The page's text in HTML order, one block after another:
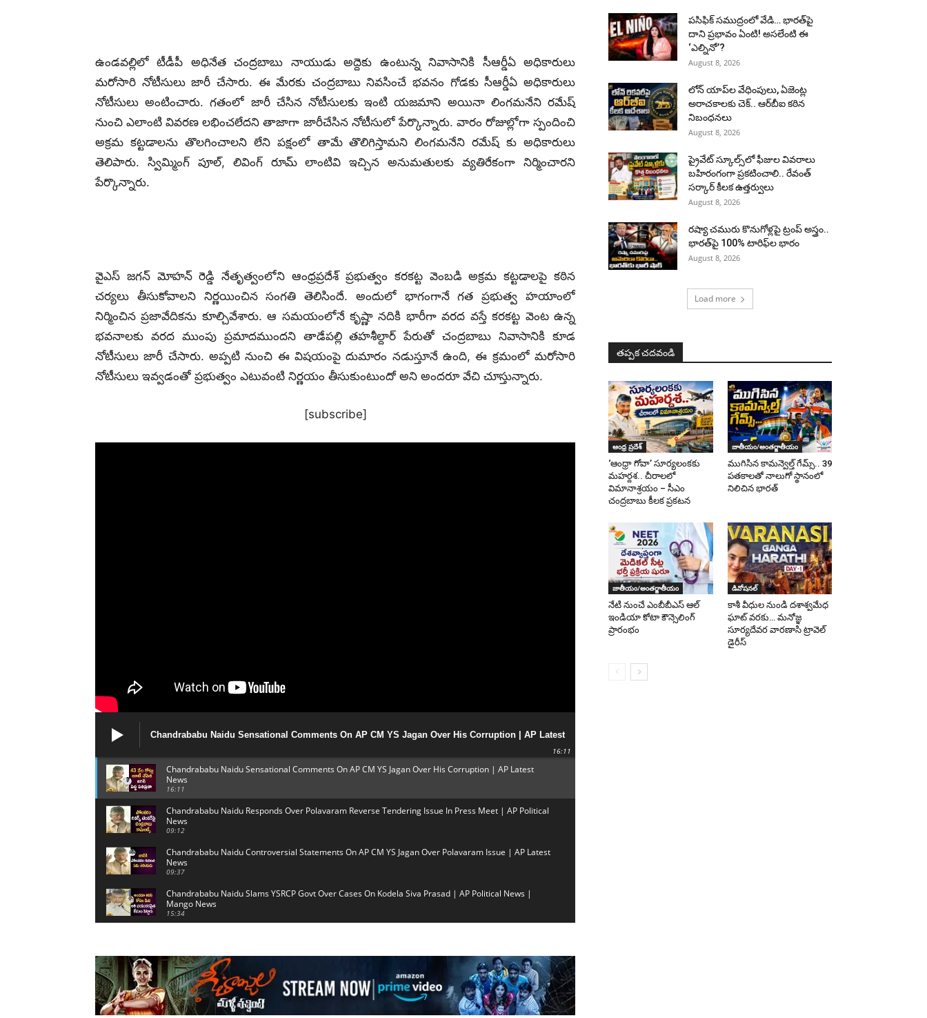
ఉండవల్లిలో టీడీపీ అధినేత చంద్రబాబు నాయుడు అద్దెకు ఉంటున్న నివాసానికి సీఆర్డీఏ అధికారులు
మరోసారి నోటీసులు జారీ చేసారు. ఈ మేరకు చంద్రబాబు నివసించే భవనం గోడకు సీఆర్డీఏ అధికారులు
నోటీసులు అంటించారు. గతంలో జారీ చేసిన నోటీసులకు ఇంటి యజమాని అయినా లింగమనేని రమేష్
నుంచి ఎలాంటి వివరణ లభించలేదని తాజాగా జారీచేసిన నోటీసులో పేర్కొన్నారు. వారం రోజుల్లోగా స్పందించి
అక్రమ కట్టడాలను తొలగించాలని లేని పక్షంలో తామే తొలిగిస్తామని లింగమనేని రమేష్ కు అధికారులు
తెలిపారు. స్విమ్మింగ్ పూల్, లివింగ్ రూమ్ లాంటివి ఇచ్చిన అనుమతులకు వ్యతిరేకంగా నిర్మించారని
పేర్కొన్నారు.
వైఎస్ జగన్ మోహన్ రెడ్డి నేతృత్వంలోని ఆంధ్రప్రదేశ్ ప్రభుత్వం కరకట్ట వెంబడి అక్రమ కట్టడాలపై కఠిన
చర్యలు తీసుకోవాలని నిర్ణయించిన సంగతి తెలిసిందే. అందులో భాగంగానే గత ప్రభుత్వ హయాంలో
నిర్మించిన ప్రజావేదికను కూల్చివేశారు. ఆ సమయంలోనే కృష్ణా నదికి భారీగా వరద వస్తే కరకట్ట వెంట ఉన్న
భవనాలకు వరద ముంపు ప్రమాదముందని తాడేపల్లి తహశీల్దార్ పేరుతో చంద్రబాబు నివాసానికి కూడ
నోటీసులు జారీ చేసారు. అప్పటి నుంచి ఈ విషయంపై దుమారం నడుస్తూనే ఉంది, ఈ క్రమంలో మరోసారి
నోటీసులు ఇవ్వడంతో ప్రభుత్వం ఎటువంటి నిర్ణయం తీసుకుంటుందో అని అందరూ వేచి చూస్తున్నారు.
[subscribe]
Chandrababu Naidu Sensational Comments On AP CM YS Jagan Over His Corruption | AP Latest
16:11
Chandrababu Naidu Sensational Comments On AP CM YS Jagan Over His Corruption | AP Latest
News
16:11
Chandrababu Naidu Responds Over Polavaram Reverse Tendering Issue In Press Meet | AP Political
News
09:12
Chandrababu Naidu Controversial Statements On AP CM YS Jagan Over Polavaram Issue | AP Latest
News
09:37
Chandrababu Naidu Slams YSRCP Govt Over Cases On Kodela Siva Prasad | AP Political News |
Mango News
15:34
పసిఫిక్ సముద్రంలో వేడి… భారత్‌పై
దాని ప్రభావం ఏంటి! అసలేంటి ఈ
‘ఎల్నినో’?
August 8, 2026
లోన్ యాప్‌ల వేధింపులు, ఏజెంట్ల
అరాచకాలకు చెక్.. ఆర్‌బీఐ కఠిన
నిబంధనలు
August 8, 2026
ప్రైవేట్ స్కూల్స్‌లో ఫీజుల వివరాలు
బహిరంగంగా ప్రకటించాలి.. రేవంత్
సర్కార్ కీలక ఉత్తర్వులు
August 8, 2026
రష్యా చమురు కొనుగోళ్లపై ట్రంప్ అస్త్రం..
భారత్‌పై 100% టారిఫ్‌ల భారం
August 8, 2026
Load more
తప్పక చదవండి
ఆంధ్ర ప్రదేశ్
‘ఆంధ్రా గోవా’ సూర్యలంకకు
మహర్దశ.. చీరాలలో
విమానాశ్రయం – సీఎం
చంద్రబాబు కీలక ప్రకటన
జాతీయం/అంతర్జాతీయం
ముగిసిన కామన్వెల్త్ గేమ్స్‌.. 39
పతకాలతో నాలుగో స్థానంలో
నిలిచిన భారత్
జాతీయం/అంతర్జాతీయం
నేటి నుంచే ఎంబీబీఎస్ ఆల్
ఇండియా కోటా కౌన్సెలింగ్
ప్రారంభం
డివోషనల్
కాశీ వీధుల నుండి దశాశ్వమేధ
ఘాట్ వరకు… మనోజ్ఞ
సూర్యదేవర వారణాసి ట్రావెల్
డైరీస్